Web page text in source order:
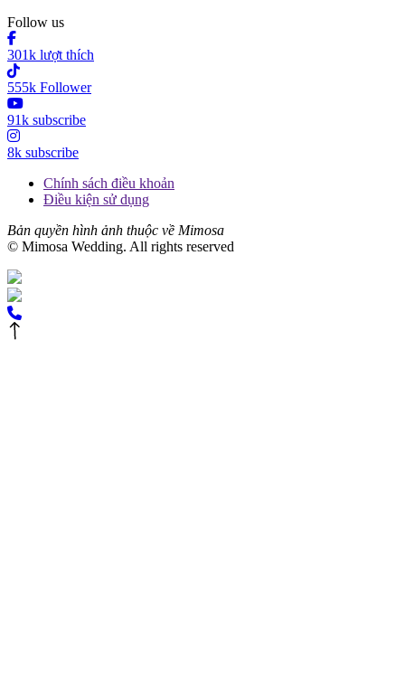
Follow us
301k lượt thích
555k Follower
91k subscribe
8k subscribe
Chính sách điều khoản
Điều kiện sử dụng
Bản quyền hình ảnh thuộc về Mimosa
© Mimosa Wedding. All rights reserved